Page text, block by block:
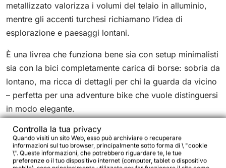
metallizzato valorizza i volumi del telaio in alluminio,
mentre gli accenti turchesi richiamano l’idea di
esplorazione e paesaggi lontani.
È una livrea che funziona bene sia con setup minimalisti
sia con la bici completamente carica di borse: sobria da
lontano, ma ricca di dettagli per chi la guarda da vicino
– perfetta per una adventure bike che vuole distinguersi
in modo elegante.
Controlla la tua privacy
Quando visiti un sito Web, esso può archiviare o recuperare
informazioni sul tuo browser, principalmente sotto forma di \ "cookie
\". Queste informazioni, che potrebbero riguardare te, le tue
preferenze o il tuo dispositivo internet (computer, tablet o dispositivo